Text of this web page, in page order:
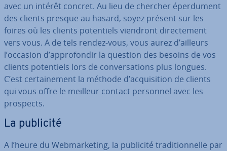
avec un intérêt concret. Au lieu de chercher éper­du­ment
des clients presque au hasard, soyez présent sur les
foires où les clients po­ten­tiels viendront di­rec­te­ment
vers vous. A de tels rendez-vous, vous aurez d’ailleurs
l’occasion d’ap­pro­fon­dir la question des besoins de vos
clients po­ten­tiels lors de con­ver­sa­tions plus longues.
C’est cer­tai­ne­ment la méthode d’ac­qui­si­tion de clients
qui vous offre le meilleur contact personnel avec les
prospects.
La publicité
A l’heure du Web­mar­ke­ting, la publicité tra­di­tion­nelle par